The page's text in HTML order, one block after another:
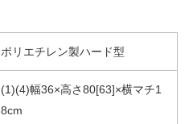
ポリエチレン製ハード型
(1)(4)幅36×高さ80[63]×横マチ1
8cm